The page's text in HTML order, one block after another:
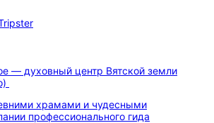
— духовный центр Вятской земли
храмами и чудесными
профессионального гида